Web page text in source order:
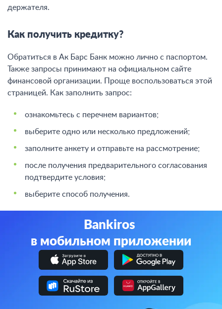
держателя.
Как получить кредитку?
Обратиться в Ак Барс Банк можно лично с паспортом.
Также запросы принимают на официальном сайте
финансовой организации. Проще воспользоваться этой
страницей. Как заполнить запрос:
ознакомьтесь с перечнем вариантов;
выберите одно или несколько предложений;
заполните анкету и отправьте на рассмотрение;
после получения предварительного согласования
подтвердите условия;
выберите способ получения.
Bankiros
в мобильном приложении